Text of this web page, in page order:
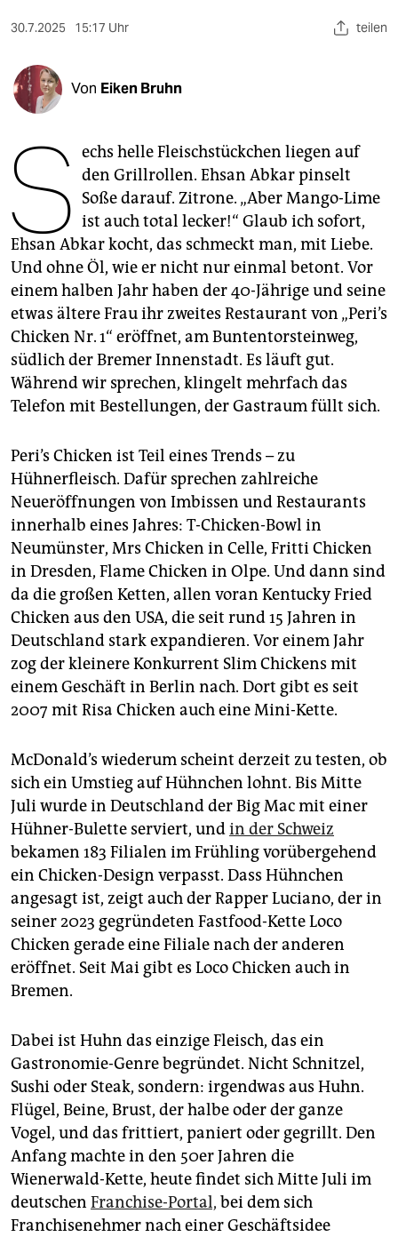
abo
genossenschaft
epaper login
30.7.2025 15:17 Uhr teilen
Von Eiken Bruhn
S echs helle Fleischstückchen liegen auf
den Grillrollen. Ehsan Abkar pinselt
Soße darauf. Zitrone. „Aber Mango-Lime
ist auch total lecker!“ Glaub ich sofort,
Ehsan Abkar kocht, das schmeckt man, mit Liebe.
Und ohne Öl, wie er nicht nur einmal betont. Vor
einem halben Jahr haben der 40-Jährige und seine
etwas ältere Frau ihr zweites Restaurant von „Peri’s
Chicken Nr. 1“ eröffnet, am Buntentorsteinweg,
südlich der Bremer Innenstadt. Es läuft gut.
Während wir sprechen, klingelt mehrfach das
Telefon mit Bestellungen, der Gastraum füllt sich.
Peri’s Chicken ist Teil eines Trends – zu
Hühnerfleisch. Dafür sprechen zahlreiche
Neueröffnungen von Imbissen und Restaurants
innerhalb eines Jahres: T-Chicken-Bowl in
Neumünster, Mrs Chicken in Celle, Fritti Chicken
in Dresden, Flame Chicken in Olpe. Und dann sind
da die großen Ketten, allen voran Kentucky Fried
Chicken aus den USA, die seit rund 15 Jahren in
Deutschland stark expandieren. Vor einem Jahr
zog der kleinere Konkurrent Slim Chickens mit
einem Geschäft in Berlin nach. Dort gibt es seit
2007 mit Risa Chicken auch eine Mini-Kette.
McDonald’s wiederum scheint derzeit zu testen, ob
sich ein Umstieg auf Hühnchen lohnt. Bis Mitte
Juli wurde in Deutschland der Big Mac mit einer
Hühner-Bulette serviert, undin der Schweiz
bekamen 183 Filialen im Frühling vorübergehend
ein Chicken-Design verpasst. Dass Hühnchen
angesagt ist, zeigt auch der Rapper Lu­cia­no, der in
seiner 2023 gegründeten Fastfood-Kette Loco
Chicken gerade eine Filiale nach der anderen
eröffnet. Seit Mai gibt es Loco Chicken auch in
Bremen.
Dabei ist Huhn das einzige Fleisch, das ein
Gastronomie-Genre begründet. Nicht Schnitzel,
Sushi oder Steak, sondern: irgendwas aus Huhn.
Flügel, Beine, Brust, der halbe oder der ganze
Vogel, und das frittiert, paniert oder gegrillt. Den
Anfang machte in den 50er Jahren die
Wienerwald-Kette, heute findet sich Mitte Juli im
deutschen Franchise-Portal, bei dem sich
Franchisenehmer nach einer Geschäftsidee